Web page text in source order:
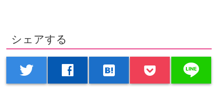
シェアする
twitter facebook hatenabookmark line